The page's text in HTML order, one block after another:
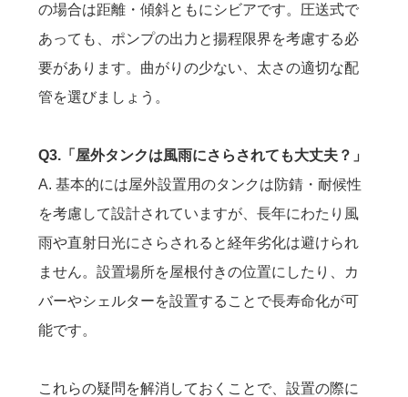
の場合は距離・傾斜ともにシビアです。圧送式で
あっても、ポンプの出力と揚程限界を考慮する必
要があります。曲がりの少ない、太さの適切な配
管を選びましょう。
Q3.「屋外タンクは風雨にさらされても大丈夫？」
A. 基本的には屋外設置用のタンクは防錆・耐候性
を考慮して設計されていますが、長年にわたり風
雨や直射日光にさらされると経年劣化は避けられ
ません。設置場所を屋根付きの位置にしたり、カ
バーやシェルターを設置することで長寿命化が可
能です。
これらの疑問を解消しておくことで、設置の際に